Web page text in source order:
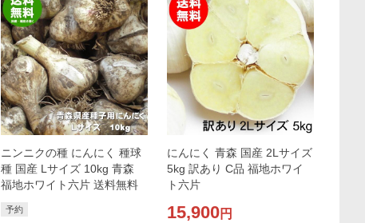
ニンニクの種 にんにく 種球
種 国産 Lサイズ 10kg 青森
福地ホワイト六片 送料無料
予約
にんにく 青森 国産 2Lサイズ
5kg 訳あり C品 福地ホワイ
ト六片
15,900円